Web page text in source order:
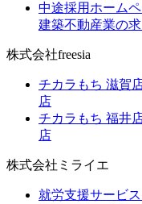
中途採用ホーム
建築不動産業の
株式会社freesia
チカラもち 滋賀
店
チカラもち 福井
店
株式会社ミライエ
就労支援サービス